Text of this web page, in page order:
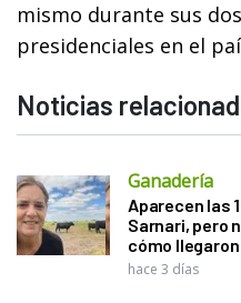
mismo durante sus
presidenciales en el
Noticias
Ganadería
Aparecen las
Sarnari, pero
cómo
hace 3 días